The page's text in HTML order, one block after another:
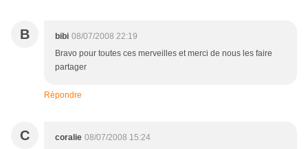
B bibi 08/07/2008 22:19
Bravo pour toutes ces merveilles et merci de nous les faire
partager
Répondre
C coralie 08/07/2008 15:24